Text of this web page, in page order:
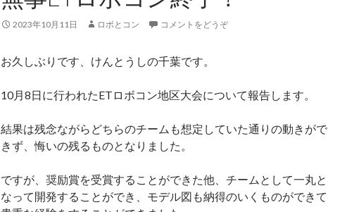
2023年10月11日 ロボとコン コメントをどうぞ
お久しぶりです、けんとうしの千葉です。
10月8日に行われたETロボコン地区大会について報告します。
結果は残念ながらどちらのチームも想定していた通りの動きがで
きず、悔いの残るものとなりました。
ですが、奨励賞を受賞することができた他、チームとして一丸と
なって開発することができ、モデル図も納得のいくものができて